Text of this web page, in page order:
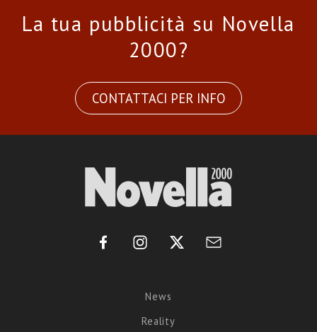
La tua pubblicità su Novella
2000?
CONTATTACI PER INFO
News
Reality